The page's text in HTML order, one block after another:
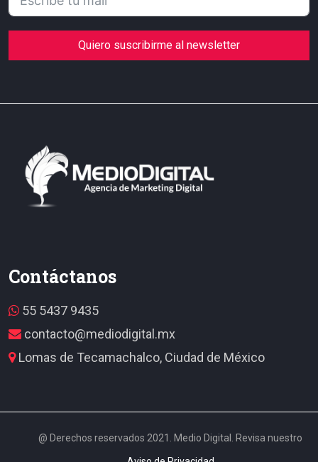
Quiero suscribirme al newsletter
Contáctanos
55 5437 9435
contacto@mediodigital.mx
Lomas de Tecamachalco, Ciudad de México
@ Derechos reservados 2021. Medio Digital. Revisa nuestro